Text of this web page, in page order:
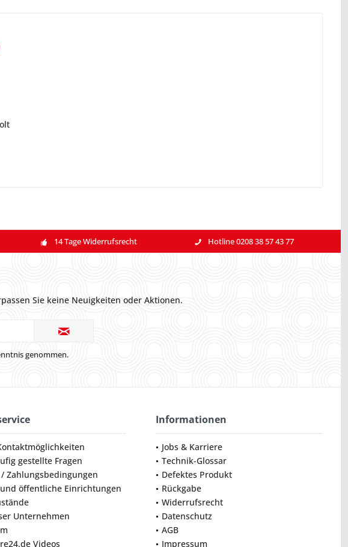
14 Tage Widerrufsrecht Hotline 0208 38 57 43 77
Sie keine Neuigkeiten oder Aktionen.
genommen.
gestellte Fragen
Zahlungsbedingungen
öffentliche Einrichtungen
Unternehmen
Videos
Informationen
Jobs & Karriere
Technik-Glossar
Defektes Produkt
Rückgabe
Widerrufsrecht
Datenschutz
AGB
Impressum